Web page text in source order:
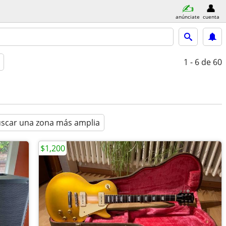
anúnciate cuenta
1 - 6 de 60
una zona más amplia
$1,200